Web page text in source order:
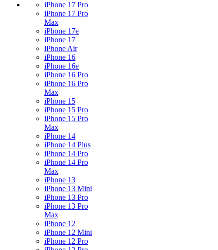
iPhone 17 Pro
iPhone 17 Pro
Max
iPhone 17e
iPhone 17
iPhone Air
iPhone 16
iPhone 16e
iPhone 16 Pro
iPhone 16 Pro
Max
iPhone 15
iPhone 15 Pro
iPhone 15 Pro
Max
iPhone 14
iPhone 14 Plus
iPhone 14 Pro
iPhone 14 Pro
Max
iPhone 13
iPhone 13 Mini
iPhone 13 Pro
iPhone 13 Pro
Max
iPhone 12
iPhone 12 Mini
iPhone 12 Pro